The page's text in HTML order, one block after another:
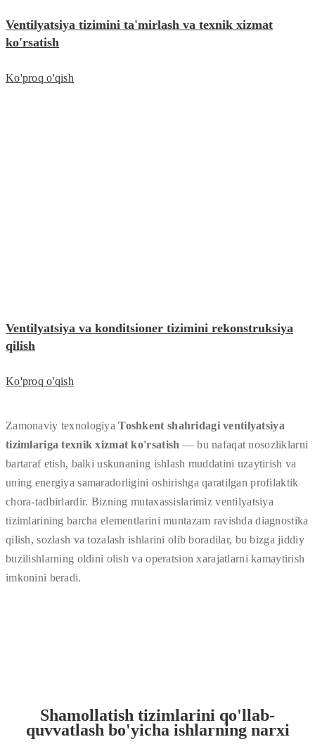
Ventilyatsiya tizimini ta'mirlash va texnik xizmat
ko'rsatish
Ko'proq o'qish
Ventilyatsiya va konditsioner tizimini rekonstruksiya
qilish
Ko'proq o'qish
Zamonaviy texnologiyaToshkent shahridagi ventilyatsiya
tizimlariga texnik xizmat ko'rsatish — bu nafaqat nosozliklarni
bartaraf etish, balki uskunaning ishlash muddatini uzaytirish va
uning energiya samaradorligini oshirishga qaratilgan profilaktik
chora-tadbirlardir. Bizning mutaxassislarimiz ventilyatsiya
tizimlarining barcha elementlarini muntazam ravishda diagnostika
qilish, sozlash va tozalash ishlarini olib boradilar, bu bizga jiddiy
buzilishlarning oldini olish va operatsion xarajatlarni kamaytirish
imkonini beradi.
Shamollatish tizimlarini qo'llab-
quvvatlash bo'yicha ishlarning narxi